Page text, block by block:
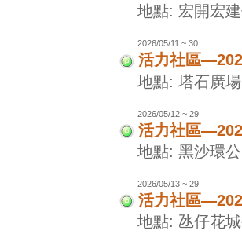
地點: 宏開宏
2026/05/11 ~ 30
活力社區
地點: 塔石廣場
2026/05/12 ~ 29
活力社區
地點: 黑沙環
2026/05/13 ~ 29
活力社區
地點: 氹仔花